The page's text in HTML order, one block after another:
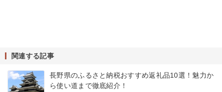
関連する記事
長野県のふるさと納税おすすめ返礼品10選！魅力か
ら使い道まで徹底紹介！